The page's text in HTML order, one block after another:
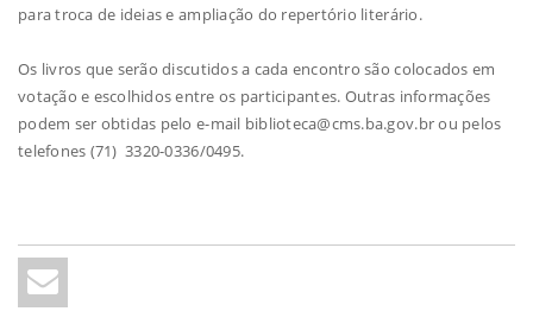
para troca de ideias e ampliação do repertório literário.
Os livros que serão discutidos a cada encontro são colocados em
votação e escolhidos entre os participantes. Outras informações
podem ser obtidas pelo e-mail biblioteca@cms.ba.gov.br ou pelos
telefones (71) 3320-0336/0495.